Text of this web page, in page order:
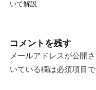
ゲ
ー
いて解説
コメントを残す
メールアドレスが公開
いている欄は必須項目